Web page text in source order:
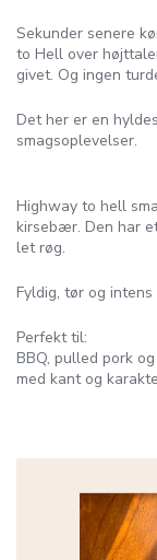
Sekunder senere
to Hell over
givet. Og ingen
Det her er en
smagsoplevelser.
Highway to hell
kirsebær. Den har
let røg.
Fyldig, tør og
Perfekt til:
BBQ, pulled pork
med kant og